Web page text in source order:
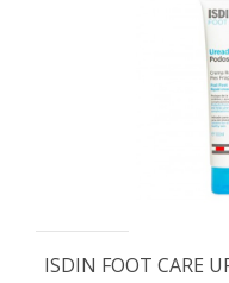
ISDIN FOOT CARE